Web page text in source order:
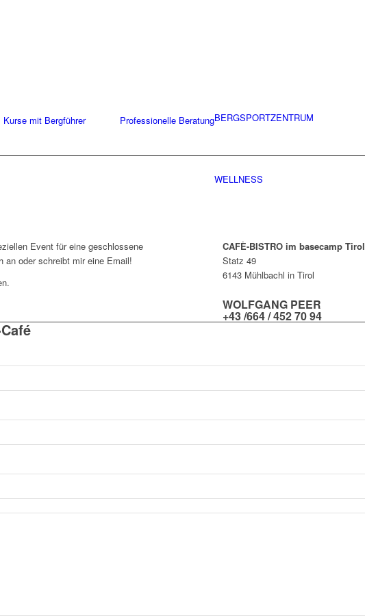
BERGSPORTZENTRUM
Kurse mit Bergführer Professionelle Beratung
WELLNESS
Event für eine geschlossene
an oder schreibt mir eine Email!
CAFÈ-BISTRO im basecamp Tirol
Statz 49
6143 Mühlbachl in Tirol
WOLFGANG PEER
+43 /664 / 452 70 94